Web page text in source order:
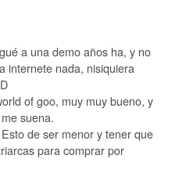
a una demo años ha, y no
internete nada, nisiquiera
of goo, muy muy bueno, y
suena.
de ser menor y tener que
para comprar por